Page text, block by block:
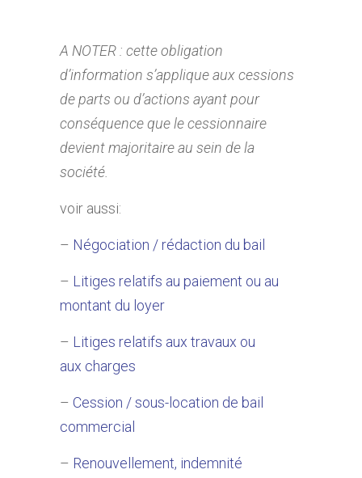
A NOTER : cette obligation
d’information s’applique aux cessions
de parts ou d’actions ayant pour
conséquence que le cessionnaire
devient majoritaire au sein de la
société.
voir aussi:
– Négociation / rédaction du bail
– Litiges relatifs au paiement ou au
montant du loyer
– Litiges relatifs aux travaux ou
aux charges
– Cession / sous-location de bail
commercial
– Renouvellement, indemnité